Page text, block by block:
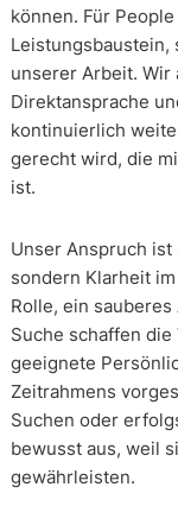
können. Für
Leistungsbaustein,
unserer Arbeit. Wir
Direktansprache
kontinuierlich
gerecht wird, die
ist.
Unser Anspruch
sondern Klarheit
Rolle, ein
Suche schaffen
geeignete
Zeitrahmens
Suchen oder
bewusst aus, weil
gewährleisten.